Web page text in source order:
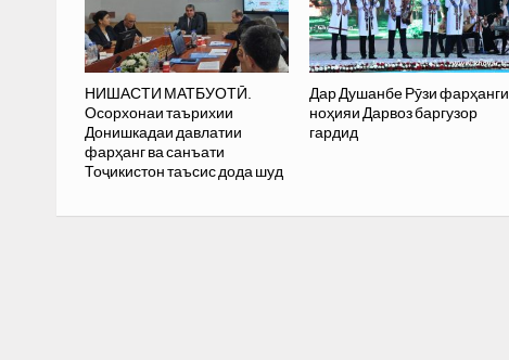
НИШАСТИ МАТБУОТӢ.
Осорхонаи таърихии
Донишкадаи давлатии
фарҳанг ва санъати
Тоҷикистон таъсис дода шуд
Дар Душанбе Рӯзи фарҳанги
ноҳияи Дарвоз баргузор
гардид